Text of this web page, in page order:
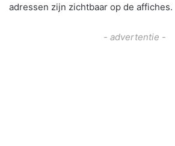
adressen zijn zichtbaar op de affiches.
- advertentie -